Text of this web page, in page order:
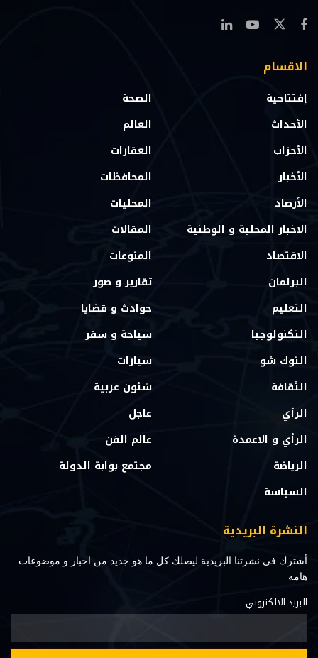
الاقسام
إفتتاحية
الأحداث
الأحزاب
الأخبار
الأرصاد
الاخبار المحلية و الوطنية
الاقتصاد
البرلمان
التعليم
التكنولوجيا
التوك شو
الثقافة
الرأي
الرأي و الاعمدة
الرياضة
السياسة
الصحة
العالم
العقارات
المحافظات
المحليات
المقالات
المنوعات
تقارير و صور
حوادث و قضايا
سياحة و سفر
سيارات
شئون عربية
عاجل
عالم الفن
مجتمع بوابة الدولة
النشرة البريدية
أشترك في نشرتنا البريدية ليصلك كل ما هو جديد من اخبار و موضوعات
هامه
البريد الالكتروني